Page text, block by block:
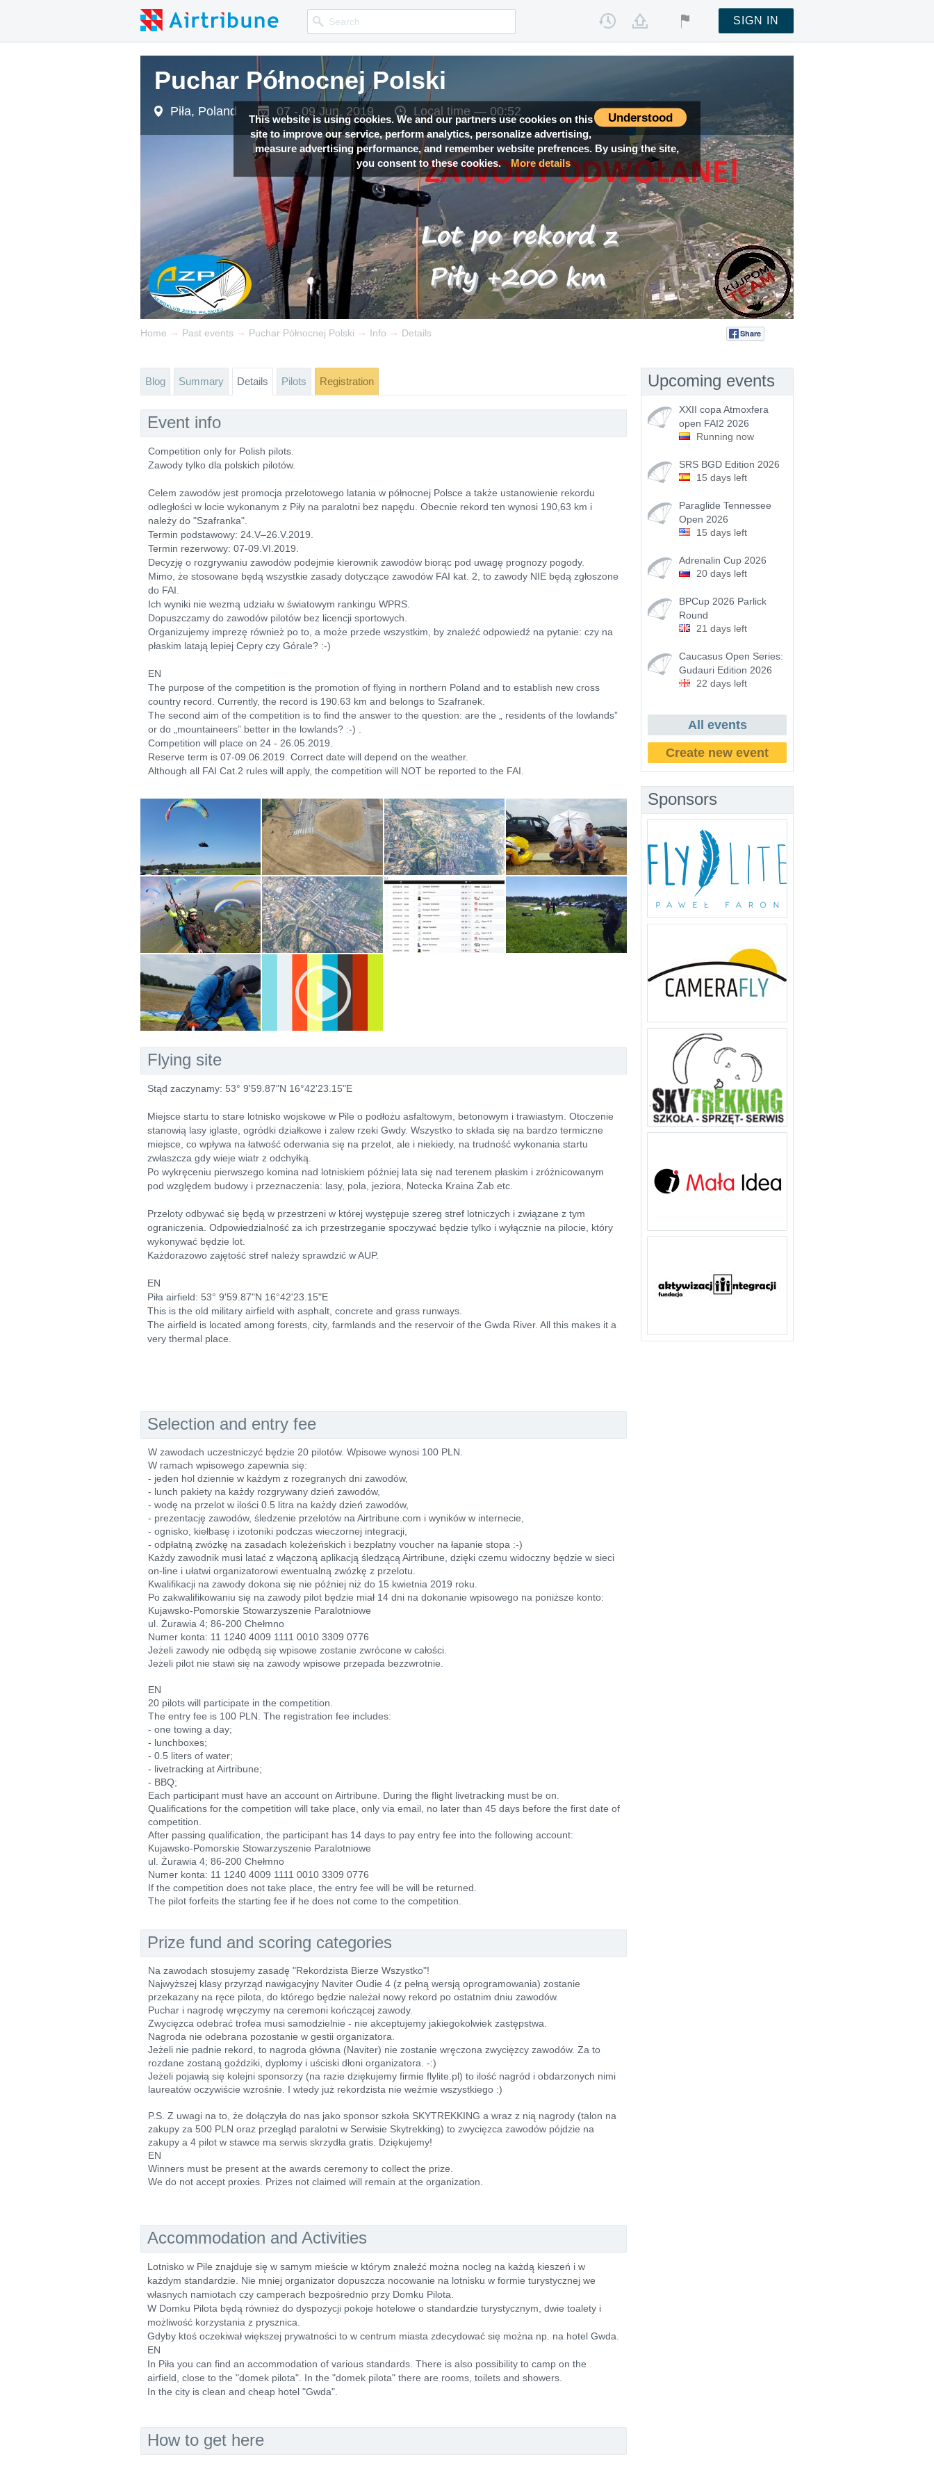
Understood
This website is using cookies. We and our partners use cookies on this
site to improve our service, perform analytics, personalize advertising,
measure advertising performance, and remember website prefrences. By using the site,
you consent to these cookies. More details
SIGN IN
Puchar Północnej Polski
Piła, Poland 07 - 09 Jun, 2019 Local time — 00:52
Home → Past events → Puchar Północnej Polski → Info → Details Share
Blog Summary Details Pilots Registration
Event info
Competition only for Polish pilots.
Zawody tylko dla polskich pilotów.
Celem zawodów jest promocja przelotowego latania w północnej Polsce a także ustanowienie rekordu
odległości w locie wykonanym z Piły na paralotni bez napędu. Obecnie rekord ten wynosi 190,63 km i
należy do "Szafranka".
Termin podstawowy: 24.V–26.V.2019.
Termin rezerwowy: 07-09.VI.2019.
Decyzję o rozgrywaniu zawodów podejmie kierownik zawodów biorąc pod uwagę prognozy pogody.
Mimo, że stosowane będą wszystkie zasady dotyczące zawodów FAI kat. 2, to zawody NIE będą zgłoszone
do FAI.
Ich wyniki nie wezmą udziału w światowym rankingu WPRS.
Dopuszczamy do zawodów pilotów bez licencji sportowych.
Organizujemy imprezę również po to, a może przede wszystkim, by znaleźć odpowiedź na pytanie: czy na
płaskim latają lepiej Cepry czy Górale? :-)
EN
The purpose of the competition is the promotion of flying in northern Poland and to establish new cross
country record. Currently, the record is 190.63 km and belongs to Szafranek.
The second aim of the competition is to find the answer to the question: are the „ residents of the lowlands”
or do „mountaineers” better in the lowlands? :-) .
Competition will place on 24 - 26.05.2019.
Reserve term is 07-09.06.2019. Correct date will depend on the weather.
Although all FAI Cat.2 rules will apply, the competition will NOT be reported to the FAI.
Flying site
Stąd zaczynamy: 53° 9'59.87"N 16°42'23.15"E
Miejsce startu to stare lotnisko wojskowe w Pile o podłożu asfaltowym, betonowym i trawiastym. Otoczenie
stanowią lasy iglaste, ogródki działkowe i zalew rzeki Gwdy. Wszystko to składa się na bardzo termiczne
miejsce, co wpływa na łatwość oderwania się na przelot, ale i niekiedy, na trudność wykonania startu
zwłaszcza gdy wieje wiatr z odchyłką.
Po wykręceniu pierwszego komina nad lotniskiem później lata się nad terenem płaskim i zróżnicowanym
pod względem budowy i przeznaczenia: lasy, pola, jeziora, Notecka Kraina Żab etc.
Przeloty odbywać się będą w przestrzeni w której występuje szereg stref lotniczych i związane z tym
ograniczenia. Odpowiedzialność za ich przestrzeganie spoczywać będzie tylko i wyłącznie na pilocie, który
wykonywać będzie lot.
Każdorazowo zajętość stref należy sprawdzić w AUP.
EN
Piła airfield: 53° 9'59.87"N 16°42'23.15"E
This is the old military airfield with asphalt, concrete and grass runways.
The airfield is located among forests, city, farmlands and the reservoir of the Gwda River. All this makes it a
very thermal place.
Selection and entry fee
W zawodach uczestniczyć będzie 20 pilotów. Wpisowe wynosi 100 PLN.
W ramach wpisowego zapewnia się:
- jeden hol dziennie w każdym z rozegranych dni zawodów,
- lunch pakiety na każdy rozgrywany dzień zawodów,
- wodę na przelot w ilości 0.5 litra na każdy dzień zawodów,
- prezentację zawodów, śledzenie przelotów na Airtribune.com i wyników w internecie,
- ognisko, kiełbasę i izotoniki podczas wieczornej integracji,
- odpłatną zwózkę na zasadach koleżeńskich i bezpłatny voucher na łapanie stopa :-)
Każdy zawodnik musi latać z włączoną aplikacją śledzącą Airtribune, dzięki czemu widoczny będzie w sieci
on-line i ułatwi organizatorowi ewentualną zwózkę z przelotu.
Kwalifikacji na zawody dokona się nie później niż do 15 kwietnia 2019 roku.
Po zakwalifikowaniu się na zawody pilot będzie miał 14 dni na dokonanie wpisowego na poniższe konto:
Kujawsko-Pomorskie Stowarzyszenie Paralotniowe
ul. Żurawia 4; 86-200 Chełmno
Numer konta: 11 1240 4009 1111 0010 3309 0776
Jeżeli zawody nie odbędą się wpisowe zostanie zwrócone w całości.
Jeżeli pilot nie stawi się na zawody wpisowe przepada bezzwrotnie.
EN
20 pilots will participate in the competition.
The entry fee is 100 PLN. The registration fee includes:
- one towing a day;
- lunchboxes;
- 0.5 liters of water;
- livetracking at Airtribune;
- BBQ;
Each participant must have an account on Airtribune. During the flight livetracking must be on.
Qualifications for the competition will take place, only via email, no later than 45 days before the first date of
competition.
After passing qualification, the participant has 14 days to pay entry fee into the following account:
Kujawsko-Pomorskie Stowarzyszenie Paralotniowe
ul. Żurawia 4; 86-200 Chełmno
Numer konta: 11 1240 4009 1111 0010 3309 0776
If the competition does not take place, the entry fee will be will be returned.
The pilot forfeits the starting fee if he does not come to the competition.
Prize fund and scoring categories
Na zawodach stosujemy zasadę "Rekordzista Bierze Wszystko"!
Najwyższej klasy przyrząd nawigacyjny Naviter Oudie 4 (z pełną wersją oprogramowania) zostanie
przekazany na ręce pilota, do którego będzie należał nowy rekord po ostatnim dniu zawodów.
Puchar i nagrodę wręczymy na ceremoni kończącej zawody.
Zwycięzca odebrać trofea musi samodzielnie - nie akceptujemy jakiegokolwiek zastępstwa.
Nagroda nie odebrana pozostanie w gestii organizatora.
Jeżeli nie padnie rekord, to nagroda główna (Naviter) nie zostanie wręczona zwycięzcy zawodów. Za to
rozdane zostaną goździki, dyplomy i uściski dłoni organizatora. -:)
Jeżeli pojawią się kolejni sponsorzy (na razie dziękujemy firmie flylite.pl) to ilość nagród i obdarzonych nimi
laureatów oczywiście wzrośnie. I wtedy już rekordzista nie weźmie wszystkiego :)
P.S. Z uwagi na to, że dołączyła do nas jako sponsor szkoła SKYTREKKING a wraz z nią nagrody (talon na
zakupy za 500 PLN oraz przegląd paralotni w Serwisie Skytrekking) to zwycięzca zawodów pójdzie na
zakupy a 4 pilot w stawce ma serwis skrzydła gratis. Dziękujemy!
EN
Winners must be present at the awards ceremony to collect the prize.
We do not accept proxies. Prizes not claimed will remain at the organization.
Accommodation and Activities
Lotnisko w Pile znajduje się w samym mieście w którym znaleźć można nocleg na każdą kieszeń i w
każdym standardzie. Nie mniej organizator dopuszcza nocowanie na lotnisku w formie turystycznej we
własnych namiotach czy camperach bezpośrednio przy Domku Pilota.
W Domku Pilota będą również do dyspozycji pokoje hotelowe o standardzie turystycznym, dwie toalety i
możliwość korzystania z prysznica.
Gdyby ktoś oczekiwał większej prywatności to w centrum miasta zdecydować się można np. na hotel Gwda.
EN
In Piła you can find an accommodation of various standards. There is also possibility to camp on the
airfield, close to the "domek pilota". In the "domek pilota" there are rooms, toilets and showers.
In the city is clean and cheap hotel "Gwda".
How to get here
Upcoming events
XXII copa Atmoxfera
open FAI2 2026
Running now
SRS BGD Edition 2026
15 days left
Paraglide Tennessee
Open 2026
15 days left
Adrenalin Cup 2026
20 days left
BPCup 2026 Parlick
Round
21 days left
Caucasus Open Series:
Gudauri Edition 2026
22 days left
All events
Create new event
Sponsors